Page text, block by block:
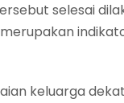
selesai
keluarga